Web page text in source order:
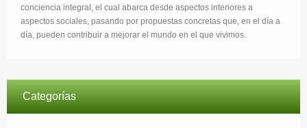
conciencia integral, el cual abarca desde aspectos interiores a
aspectos sociales, pasando por propuestas concretas que, en el día a
día, pueden contribuir a mejorar el mundo en el que vivimos.
Categorías